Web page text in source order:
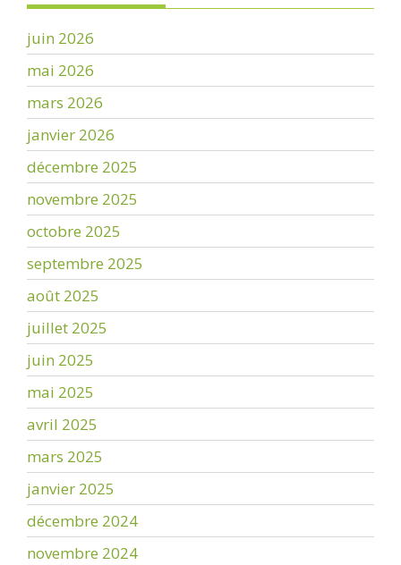
juin 2026
mai 2026
mars 2026
janvier 2026
décembre 2025
novembre 2025
octobre 2025
septembre 2025
août 2025
juillet 2025
juin 2025
mai 2025
avril 2025
mars 2025
janvier 2025
décembre 2024
novembre 2024